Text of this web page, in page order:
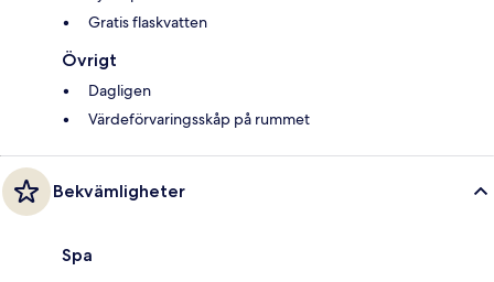
Gratis flaskvatten
Övrigt
Dagligen
Värdeförvaringsskåp på rummet
Bekvämligheter
Spa